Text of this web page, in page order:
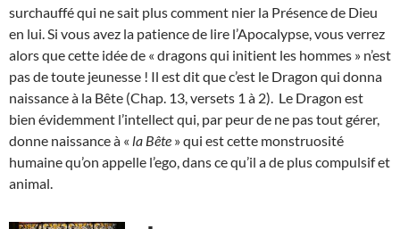
surchauffé qui ne sait plus comment nier la Présence de Dieu
en lui. Si vous avez la patience de lire l’Apocalypse, vous verrez
alors que cette idée de « dragons qui initient les hommes » n’est
pas de toute jeunesse ! Il est dit que c’est le Dragon qui donna
naissance à la Bête (Chap. 13, versets 1 à 2). Le Dragon est
bien évidemment l’intellect qui, par peur de ne pas tout gérer,
donne naissance à « la Bête » qui est cette monstruosité
humaine qu’on appelle l’ego, dans ce qu’il a de plus compulsif et
animal.